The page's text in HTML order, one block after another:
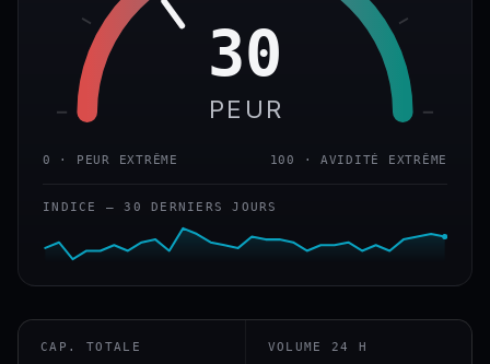
30
PEUR
0 · PEUR EXTRÊME 100 · AVIDITÉ EXTRÊME
INDICE — 30 DERNIERS JOURS
CAP. TOTALE VOLUME 24 H